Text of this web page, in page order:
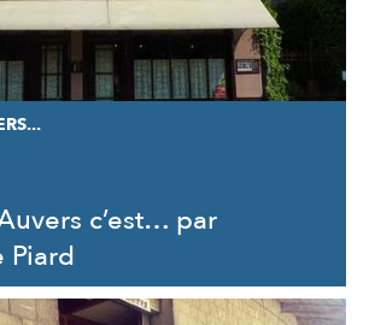
c’est… par
Piard